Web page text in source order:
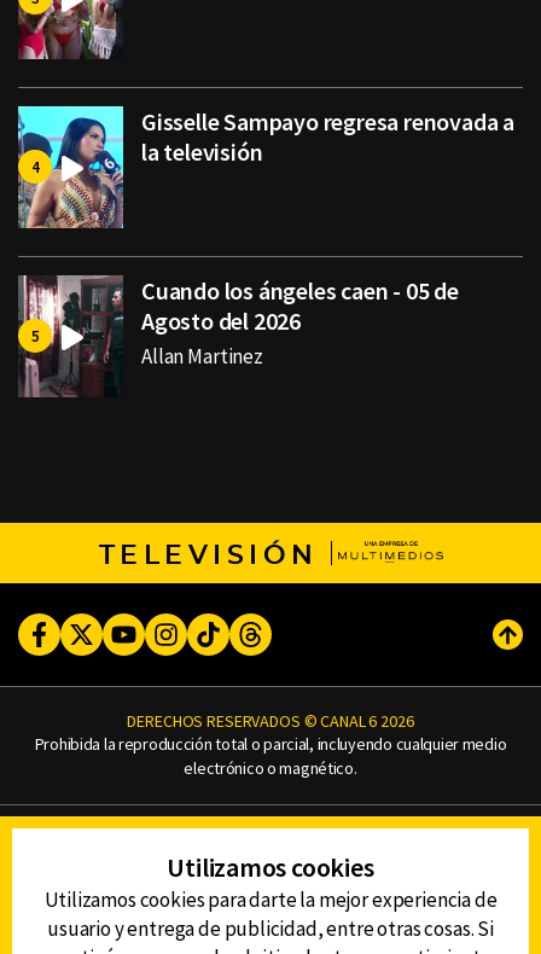
Gisselle Sampayo regresa renovada a
la televisión
Cuando los ángeles caen - 05 de
Agosto del 2026
Allan Martinez
TELEVISIÓN
FacebookTwitterYoutubeInstagram
TikTokThreads
DERECHOS RESERVADOS © CANAL 6 2026
Prohibida la reproducción total o parcial, incluyendo cualquier medio
electrónico o magnético.
AVISO DE PRIVACIDAD
AVISO LEGAL
DEFENSORÍA DE LAS AUDIENCIAS
Utilizamos cookies
Utilizamos cookies para darte la mejor experiencia de
usuario y entrega de publicidad, entre otras cosas. Si